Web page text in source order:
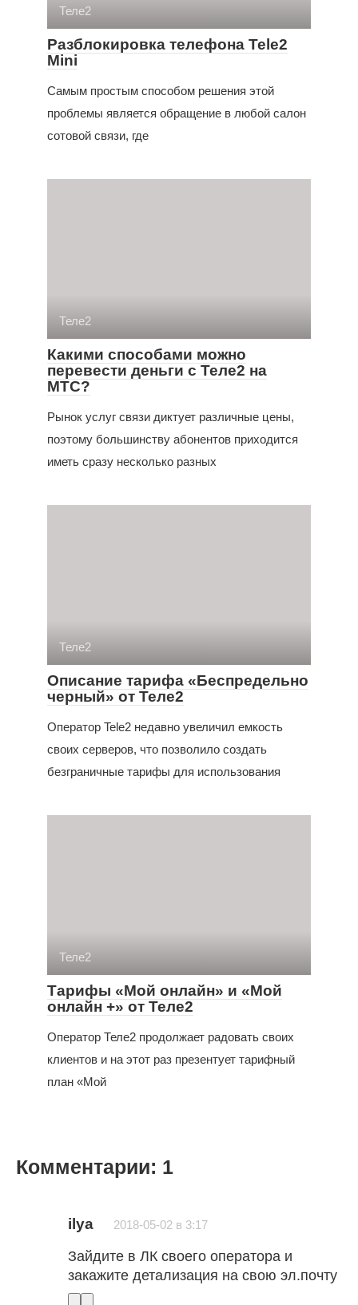
Теле2
Разблокировка телефона Tele2
Mini
Самым простым способом решения этой
проблемы является обращение в любой салон
сотовой связи, где
Теле2
Какими способами можно
перевести деньги с Теле2 на
МТС?
Рынок услуг связи диктует различные цены,
поэтому большинству абонентов приходится
иметь сразу несколько разных
Теле2
Описание тарифа «Беспредельно
черный» от Теле2
Оператор Tele2 недавно увеличил емкость
своих серверов, что позволило создать
безграничные тарифы для использования
Теле2
Тарифы «Мой онлайн» и «Мой
онлайн +» от Теле2
Оператор Теле2 продолжает радовать своих
клиентов и на этот раз презентует тарифный
план «Мой
Комментарии: 1
ilya 2018-05-02 в 3:17
Зайдите в ЛК своего оператора и
закажите детализация на свою эл.почту